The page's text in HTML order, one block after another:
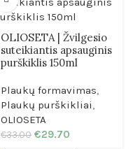
OLIOSETA | Žvilgesio
suteikiantis apsauginis
purškiklis 150ml
Plaukų formavimas,
Plaukų purškikliai,
OLIOSETA
€33.00 €29.70